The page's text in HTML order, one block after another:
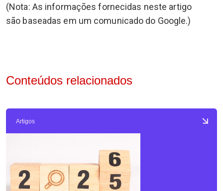
(Nota: As informações fornecidas neste artigo
são baseadas em um comunicado do Google.)
Conteúdos relacionados
Artigos